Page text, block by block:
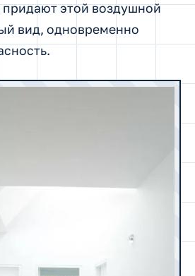
придают этой воздушной
вид, одновременно